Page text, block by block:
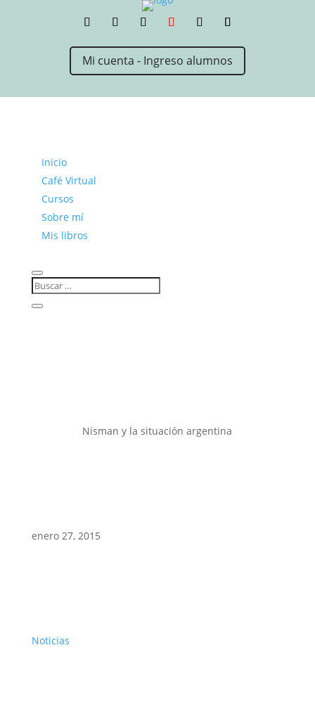
Mi cuenta - Ingreso alumnos
Inicio
Café Virtual
Cursos
Sobre mí
Mis libros
Nisman y la situación argentina
enero 27, 2015
Noticias